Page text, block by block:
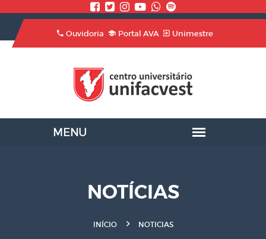
Ouvidoria Portal AVA Unimestre
NOTÍCIAS
INÍCIO NOTICIAS